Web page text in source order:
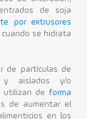
de soja
por extrusores
se hidrata
de partículas de
y aislados y/o
utilizan deforma
de aumentar el
en los